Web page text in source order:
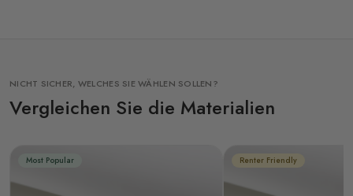
NICHT SICHER, WELCHES SIE WÄHLEN SOLLEN?
Vergleichen Sie die Materialien
Most Popular Renter Friendly